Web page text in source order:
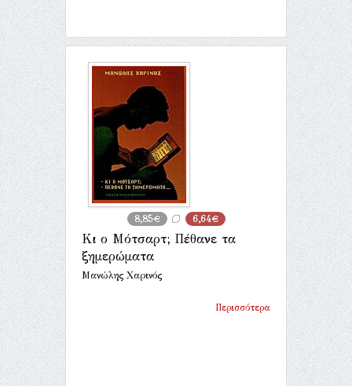
8,85€ 6,64€
Κι ο Μότσαρτ; Πέθανε τα
ξημερώματα
Μανώλης Χαρινός
Περισσότερα